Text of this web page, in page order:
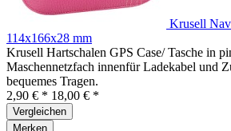
Krusell
114x166x28 mm
Krusell Hartschalen GPS Case/ Tasche in
Maschennetzfach innenfür Ladekabel und
bequemes Tragen.
2,90 € * 18,00 € *
Vergleichen
Merken